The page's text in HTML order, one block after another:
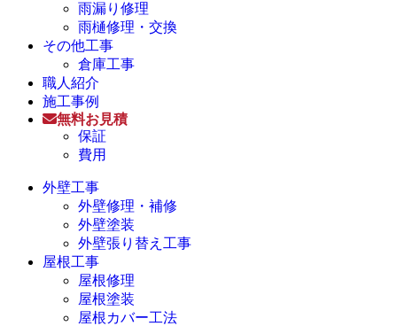
雨漏り修理
雨樋修理・交換
その他工事
倉庫工事
職人紹介
施工事例
無料お見積
保証
費用
外壁工事
外壁修理・補修
外壁塗装
外壁張り替え工事
屋根工事
屋根修理
屋根塗装
屋根カバー工法